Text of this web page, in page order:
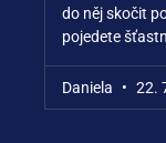
do něj skočit
pojedete
Daniela 22.